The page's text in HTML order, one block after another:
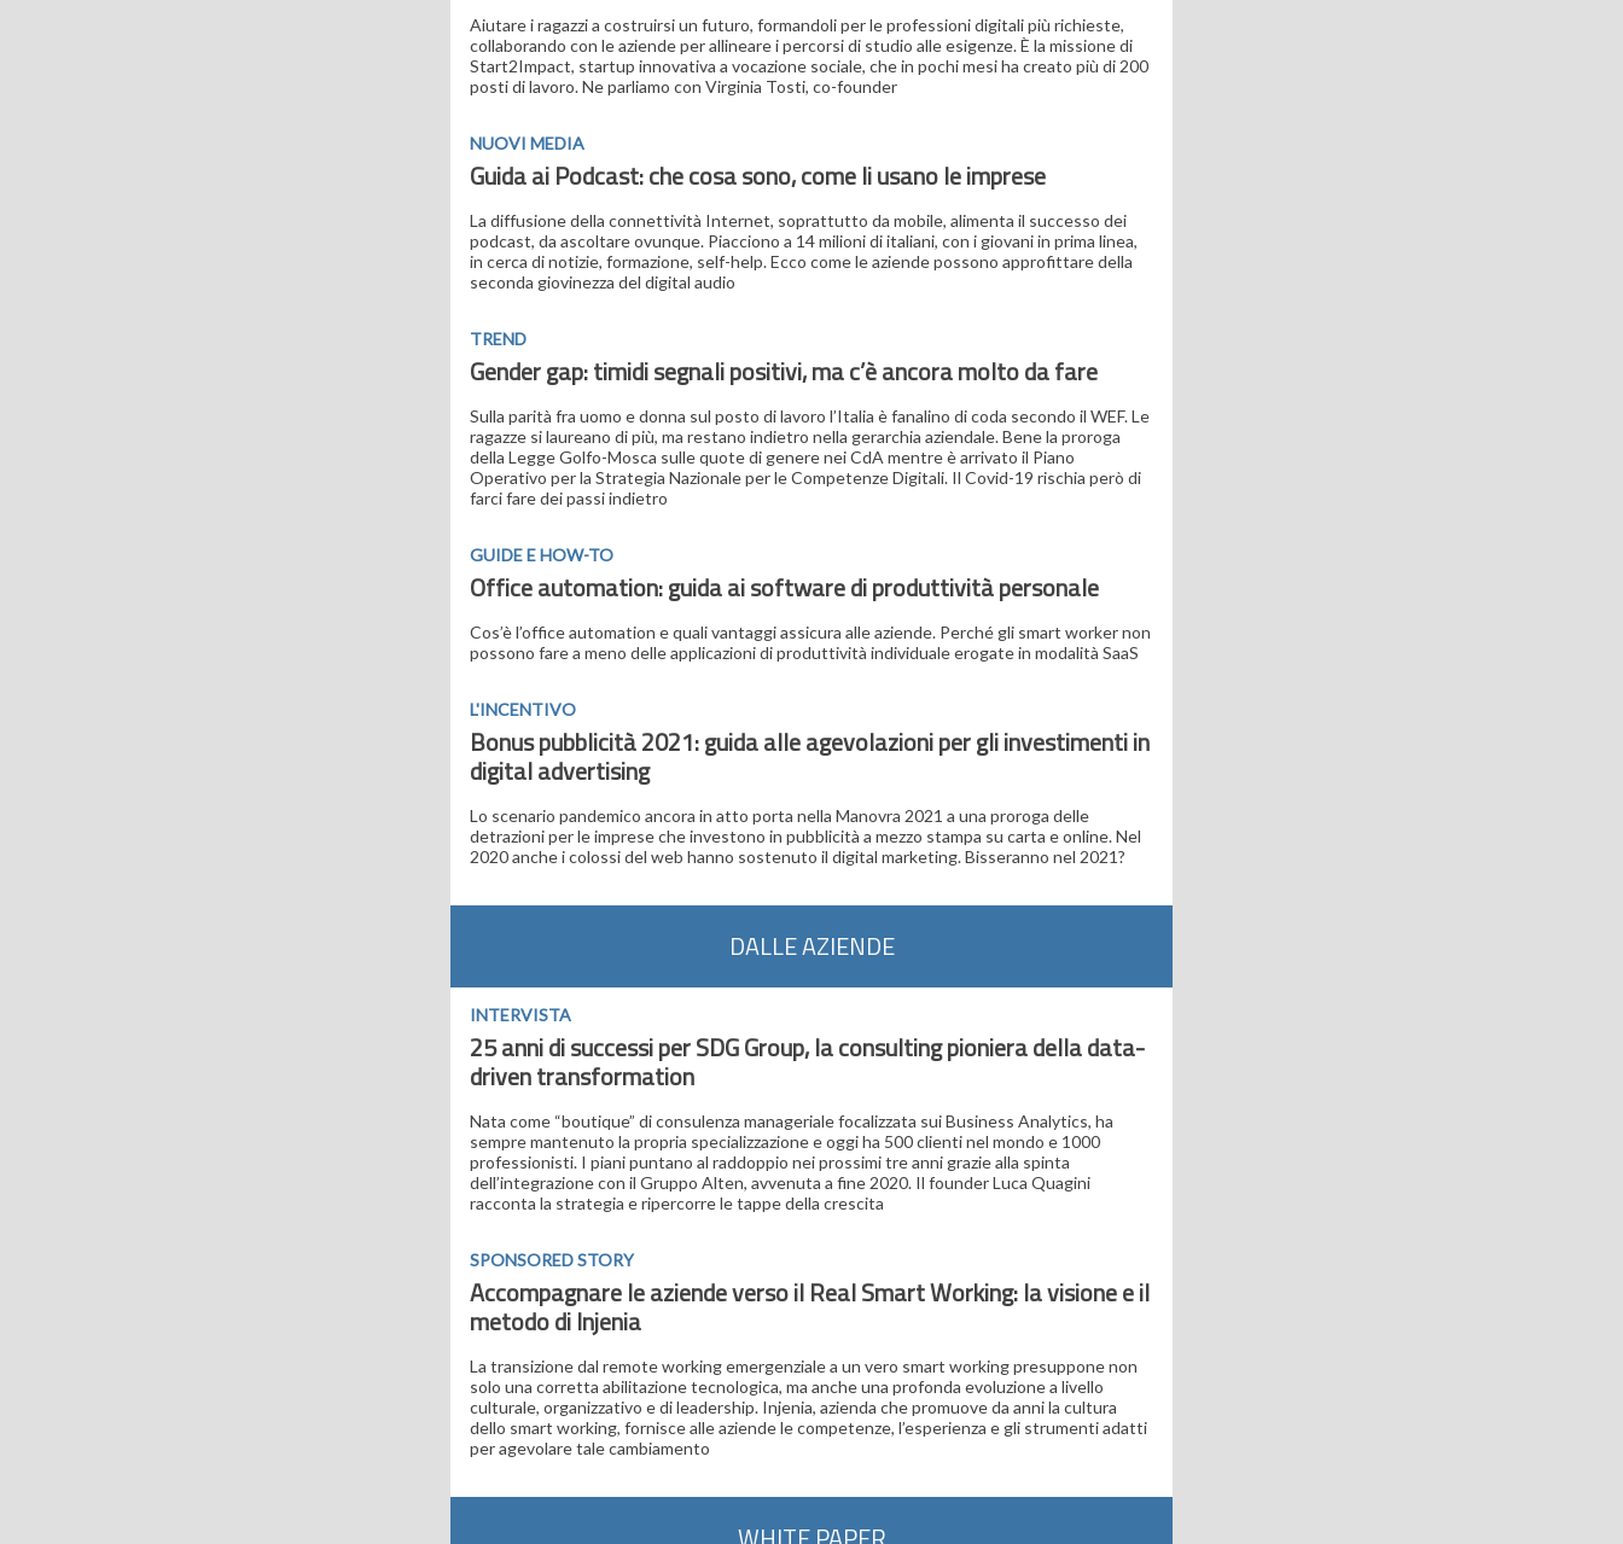
Aiutare i ragazzi a costruirsi un futuro, formandoli per le professioni digitali più richieste,
collaborando con le aziende per allineare i percorsi di studio alle esigenze. È la missione di
Start2Impact, startup innovativa a vocazione sociale, che in pochi mesi ha creato più di 200
posti di lavoro. Ne parliamo con Virginia Tosti, co-founder
NUOVI MEDIA
Guida ai Podcast: che cosa sono, come li usano le imprese
La diffusione della connettività Internet, soprattutto da mobile, alimenta il successo dei
podcast, da ascoltare ovunque. Piacciono a 14 milioni di italiani, con i giovani in prima linea,
in cerca di notizie, formazione, self-help. Ecco come le aziende possono approfittare della
seconda giovinezza del digital audio
TREND
Gender gap: timidi segnali positivi, ma c’è ancora molto da fare
Sulla parità fra uomo e donna sul posto di lavoro l’Italia è fanalino di coda secondo il WEF. Le
ragazze si laureano di più, ma restano indietro nella gerarchia aziendale. Bene la proroga
della Legge Golfo-Mosca sulle quote di genere nei CdA mentre è arrivato il Piano
Operativo per la Strategia Nazionale per le Competenze Digitali. Il Covid-19 rischia però di
farci fare dei passi indietro
GUIDE E HOW-TO
Office automation: guida ai software di produttività personale
Cos’è l’office automation e quali vantaggi assicura alle aziende. Perché gli smart worker non
possono fare a meno delle applicazioni di produttività individuale erogate in modalità SaaS
L'INCENTIVO
Bonus pubblicità 2021: guida alle agevolazioni per gli investimenti in
digital advertising
Lo scenario pandemico ancora in atto porta nella Manovra 2021 a una proroga delle
detrazioni per le imprese che investono in pubblicità a mezzo stampa su carta e online. Nel
2020 anche i colossi del web hanno sostenuto il digital marketing. Bisseranno nel 2021?
DALLE AZIENDE
INTERVISTA
25 anni di successi per SDG Group, la consulting pioniera della data-
driven transformation
Nata come “boutique” di consulenza manageriale focalizzata sui Business Analytics, ha
sempre mantenuto la propria specializzazione e oggi ha 500 clienti nel mondo e 1000
professionisti. I piani puntano al raddoppio nei prossimi tre anni grazie alla spinta
dell’integrazione con il Gruppo Alten, avvenuta a fine 2020. Il founder Luca Quagini
racconta la strategia e ripercorre le tappe della crescita
SPONSORED STORY
Accompagnare le aziende verso il Real Smart Working: la visione e il
metodo di Injenia
La transizione dal remote working emergenziale a un vero smart working presuppone non
solo una corretta abilitazione tecnologica, ma anche una profonda evoluzione a livello
culturale, organizzativo e di leadership. Injenia, azienda che promuove da anni la cultura
dello smart working, fornisce alle aziende le competenze, l’esperienza e gli strumenti adatti
per agevolare tale cambiamento